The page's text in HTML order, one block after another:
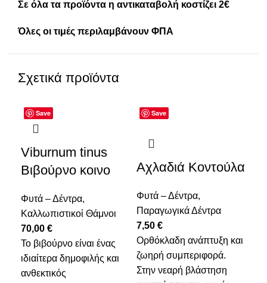
Σε όλα τα προϊόντα η αντικαταβολή κοστίζει 2€
Όλες οι τιμές περιλαμβάνουν ΦΠΑ
Σχετικά προϊόντα
Save
Viburnum tinus
Βιβούρνο κοινο
Φυτά – Δέντρα,
Καλλωπιστικοί Θάμνοι
70,00 €
Το βιβούρνο είναι ένας
ιδιαίτερα δημοφιλής και
ανθεκτικός
Save
Αχλαδιά Κοντούλα
Φυτά – Δέντρα,
Παραγωγικά Δέντρα
7,50 €
Ορθόκλαδη ανάπτυξη και
ζωηρή συμπεριφορά.
Στην νεαρή βλάστηση